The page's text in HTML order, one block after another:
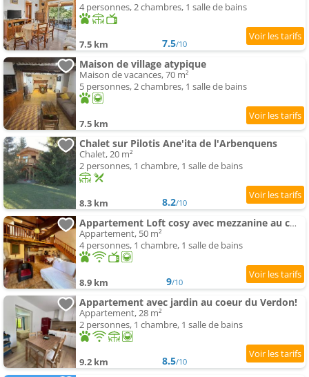
4 personnes, 2 chambres, 1 salle de bains
7.5 km 7.5/10
Maison de village atypique
Maison de vacances, 70 m²
5 personnes, 2 chambres, 1 salle de bains
7.5 km
Chalet sur Pilotis Ane'ita de l'Arbenquens
Chalet, 20 m²
2 personnes, 1 chambre, 1 salle de bains
8.3 km 8.2/10
Appartement Loft cosy avec mezzanine au cœur du Verdon !
Appartement, 50 m²
4 personnes, 1 chambre, 1 salle de bains
8.9 km 9/10
Appartement avec jardin au coeur du Verdon!
Appartement, 28 m²
2 personnes, 1 chambre, 1 salle de bains
9.2 km 8.5/10